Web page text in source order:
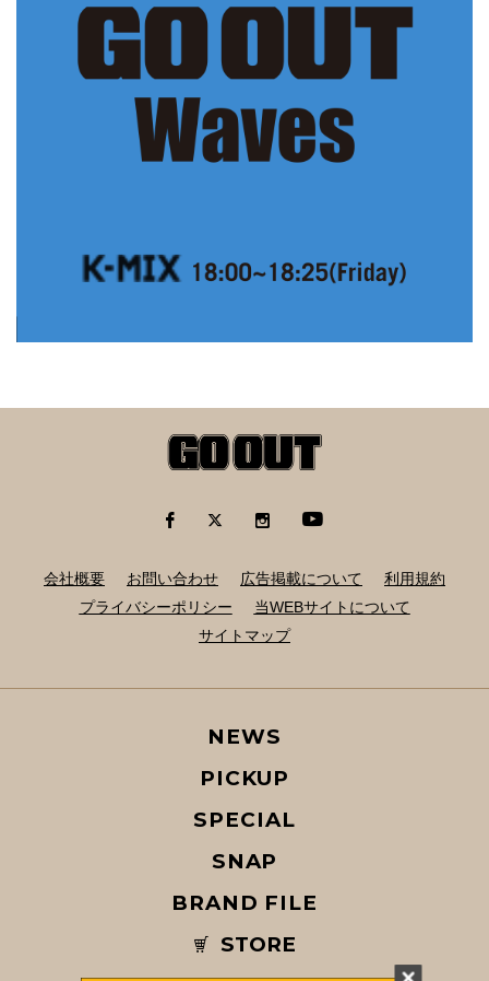
会社概要 お問い合わせ 広告掲載について
利用規約
プライバシーポリシー
当WEBサイトについて
サイトマップ
NEWS
PICKUP
SPECIAL
SNAP
BRAND FILE
STORE